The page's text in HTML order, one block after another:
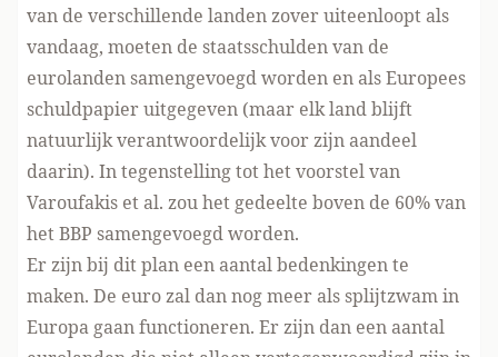
van de verschillende landen zover uiteenloopt als
vandaag, moeten de staatsschulden van de
eurolanden samengevoegd worden en als Europees
schuldpapier uitgegeven (maar elk land blijft
natuurlijk verantwoordelijk voor zijn aandeel
daarin). In tegenstelling tot het voorstel van
Varoufakis et al. zou het gedeelte boven de 60% van
het BBP samengevoegd worden.
Er zijn bij dit plan een aantal bedenkingen te
maken. De euro zal dan nog meer als splijtzwam in
Europa gaan functioneren. Er zijn dan een aantal